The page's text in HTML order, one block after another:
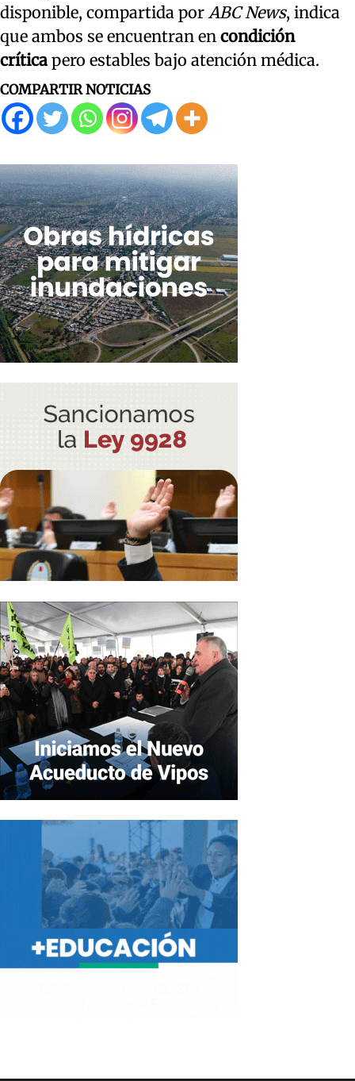
disponible, compartida por ABC News, indica
que ambos se encuentran en condición
crítica pero estables bajo atención médica.
COMPARTIR NOTICIAS